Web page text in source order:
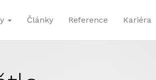
Články Reference Kariéra